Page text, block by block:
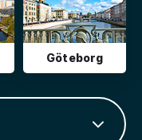
Göteborg